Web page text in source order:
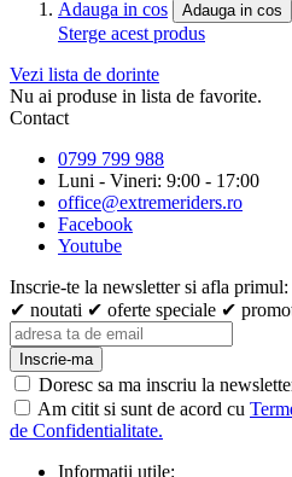
Adauga in cos Adauga in cos
Sterge acest produs
Vezi lista de dorinte
Nu ai produse in lista de favorite.
Contact
0799 799 988
Luni - Vineri: 9:00 - 17:00
office@extremeriders.ro
Facebook
Youtube
Inscrie-te la newsletter si afla primul:
✔ noutati ✔ oferte speciale ✔
Inscrie-ma
Doresc sa ma inscriu la
Am citit si sunt de acord cu
de Confidentialitate.
Informatii utile: